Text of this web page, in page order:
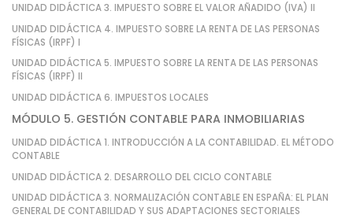
UNIDAD DIDÁCTICA 3. IMPUESTO SOBRE EL VALOR AÑADIDO (IVA) II
UNIDAD DIDÁCTICA 4. IMPUESTO SOBRE LA RENTA DE LAS PERSONAS
FÍSICAS (IRPF) I
UNIDAD DIDÁCTICA 5. IMPUESTO SOBRE LA RENTA DE LAS PERSONAS
FÍSICAS (IRPF) II
UNIDAD DIDÁCTICA 6. IMPUESTOS LOCALES
MÓDULO 5. GESTIÓN CONTABLE PARA INMOBILIARIAS
UNIDAD DIDÁCTICA 1. INTRODUCCIÓN A LA CONTABILIDAD. EL MÉTODO
CONTABLE
UNIDAD DIDÁCTICA 2. DESARROLLO DEL CICLO CONTABLE
UNIDAD DIDÁCTICA 3. NORMALIZACIÓN CONTABLE EN ESPAÑA: EL PLAN
GENERAL DE CONTABILIDAD Y SUS ADAPTACIONES SECTORIALES